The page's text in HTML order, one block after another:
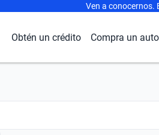
Ven a conocernos.
Obtén un crédito Compra un auto